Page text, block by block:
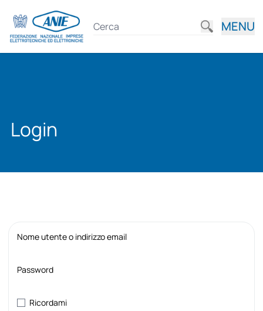
MENU
Login
Nome utente o indirizzo email
Password
Ricordami